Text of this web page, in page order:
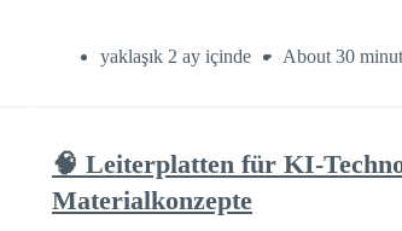
yaklaşık 2 ay içinde About 30
🧠 Leiterplatten für KI-
Materialkonzepte